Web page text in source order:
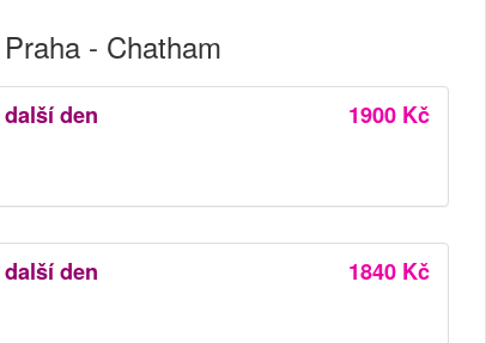
- Chatham
den 1900 Kč
den 1840 Kč